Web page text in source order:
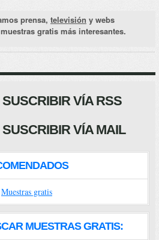
prensa, televisión y webs
gratis más interesantes.
SUSCRIBIR VÍA RSS
SUSCRIBIR VÍA MAIL
Muestras gratis
MUESTRAS GRATIS: